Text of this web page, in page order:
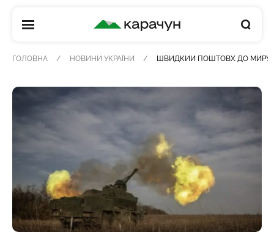
КАРАЧУН
ГОЛОВНА НОВИНИ УКРАЇНИ ШВИДКИЙ ПОШТОВХ ДО МИРУ